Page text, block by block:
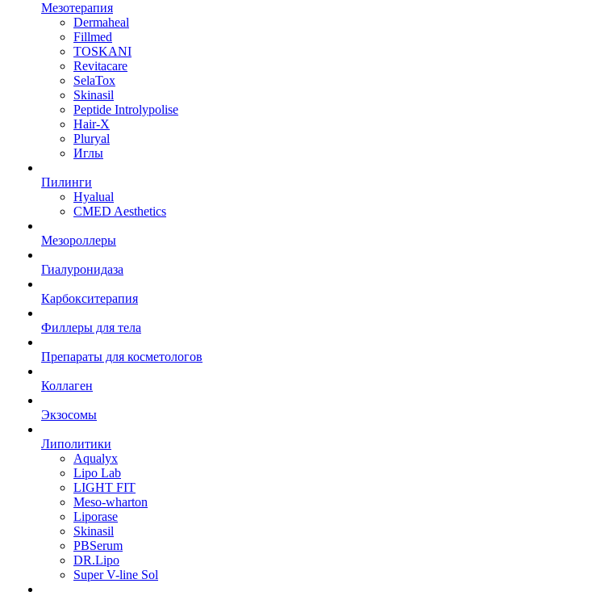
Мезотерапия
Dermaheal
Fillmed
TOSKANI
Revitacare
SelaTox
Skinasil
Peptide Introlypolise
Hair-X
Pluryal
Иглы
Пилинги
Hyalual
CMED Aesthetics
Мезороллеры
Гиалуронидаза
Карбокситерапия
Филлеры для тела
Препараты для косметологов
Коллаген
Экзосомы
Липолитики
Aqualyx
Lipo Lab
LIGHT FIT
Meso-wharton
Liporase
Skinasil
PBSerum
DR.Lipo
Super V-line Sol